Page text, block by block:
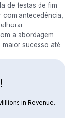
de festas de fim
antecedência,
a abordagem
maior sucesso até
in Revenue.